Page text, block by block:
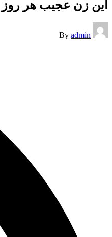
این زن عجیب هر روز
Posted
by
By admin